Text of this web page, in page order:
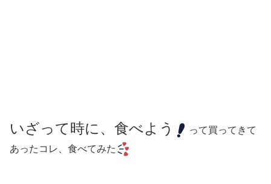
いざって時に、食べよう
って買ってきて
あったコレ、食べてみた